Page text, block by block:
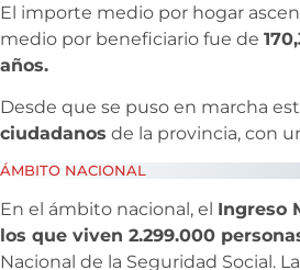
El importe medio por hogar
medio por beneficiario fue de
años.
Desde que se puso en marcha
ciudadanos de la provincia, con
ÁMBITO NACIONAL
En el ámbito nacional, el Ingreso
los que viven 2.299.000
Nacional de la Seguridad Social.